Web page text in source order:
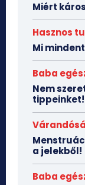
Miért
Hasznos
Mi
Baba
Nem
tippeinket!
a jelekből!
Baba